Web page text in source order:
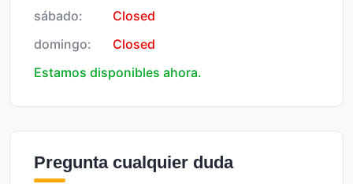
sábado:
Closed
domingo:
Closed
Estamos disponibles ahora.
Pregunta cualquier duda